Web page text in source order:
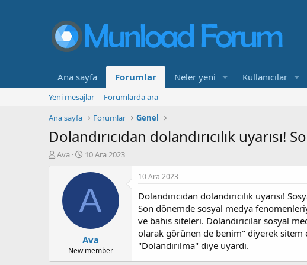
Ana sayfa Forumlar Neler yeni Kullanıcılar
Yeni mesajlar
Forumlarda ara
Ana sayfa
Forumlar Genel
Dolandırıcıdan dolandırıcılık
K
l
Ava
B
ş
a
n
ı
ç
t
a
10 Ara 2023
A
Ava
New member
10 Ara 2023
Dolandırıcıdan dolandırıcılık uyarısı!
Son dönemde sosyal medya
ve bahis siteleri. Dolandırıcılar sosyal
olarak görünen de benim" diyerek sitem
"Dolandırılma" diye uyardı.